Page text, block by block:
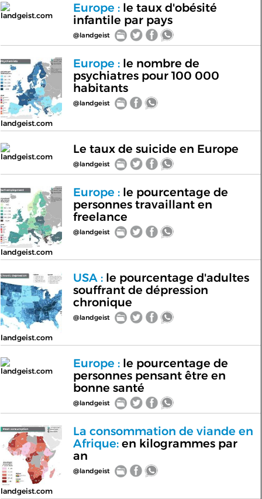
landgeist.com
Europe :le taux d'obésité
infantile par pays
@landgeist
landgeist.com
Europe :le nombre de
psychiatres pour 100 000
habitants
@landgeist
landgeist.com
Le taux de suicide en Europe
@landgeist
landgeist.com
Europe :le pourcentage de
personnes travaillant en
freelance
@landgeist
landgeist.com
USA :le pourcentage d'adultes
souffrant de dépression
chronique
@landgeist
landgeist.com
Europe :le pourcentage de
personnes pensant être en
bonne santé
@landgeist
landgeist.com
La consommation de viande en
Afrique:en kilogrammes par
an
@landgeist